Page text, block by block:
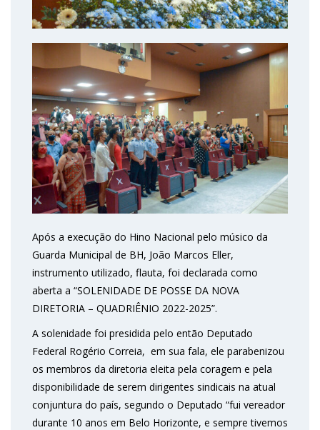
Após a execução do Hino Nacional pelo músico da
Guarda Municipal de BH, João Marcos Eller,
instrumento utilizado, flauta, foi declarada como
aberta a “SOLENIDADE DE POSSE DA NOVA
DIRETORIA – QUADRIÊNIO 2022-2025”.
A solenidade foi presidida pelo então Deputado
Federal Rogério Correia, em sua fala, ele parabenizou
os membros da diretoria eleita pela coragem e pela
disponibilidade de serem dirigentes sindicais na atual
conjuntura do país, segundo o Deputado “fui vereador
durante 10 anos em Belo Horizonte, e sempre tivemos